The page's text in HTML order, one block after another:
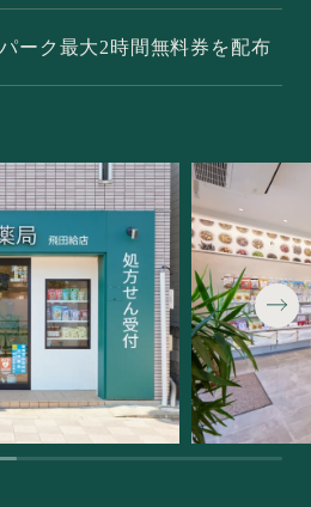
ーク最大2時間無料券を配布